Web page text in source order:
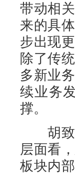
带动相
来的具
步出现
除了传
多新业
续业务
撑。
胡致
层面看
板块内